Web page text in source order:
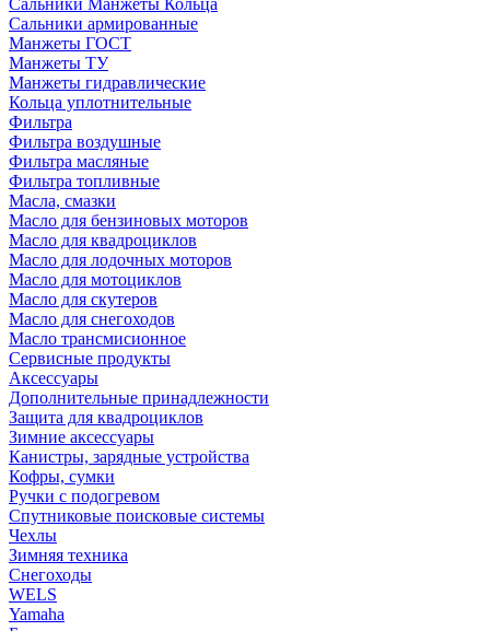
Сальники Манжеты Кольца
Сальники армированные
Манжеты ГОСТ
Манжеты ТУ
Манжеты гидравлические
Кольца уплотнительные
Фильтра
Фильтра воздушные
Фильтра масляные
Фильтра топливные
Масла, смазки
Масло для бензиновых моторов
Масло для квадроциклов
Масло для лодочных моторов
Масло для мотоциклов
Масло для скутеров
Масло для снегоходов
Масло трансмисионное
Сервисные продукты
Аксессуары
Дополнительные принадлежности
Защита для квадроциклов
Зимние аксессуары
Канистры, зарядные устройства
Кофры, сумки
Ручки с подогревом
Спутниковые поисковые системы
Чехлы
Зимняя техника
Снегоходы
WELS
Yamaha